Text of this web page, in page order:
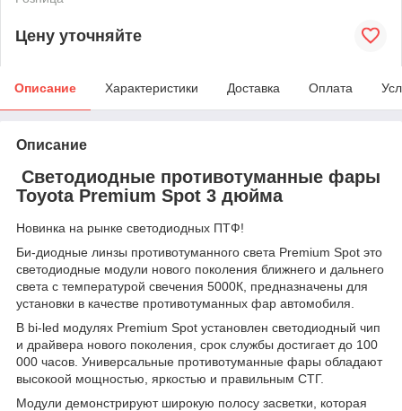
Цену уточняйте
Описание Характеристики Доставка Оплата
Описание
Cветодиодные противотуманные фары
Toyota Premium Spot 3 дюйма
Новинка на рынке светодиодных ПТФ!
Би-диодные линзы противотуманного света Premium Spot это
светодиодные модули нового поколения ближнего и дальнего
света с температурой свечения 5000К, предназначены для
установки в качестве противотуманных фар автомобиля.
В bi-led модулях Premium Spot установлен светодиодный чип
и драйвера нового поколения, срок службы достигает до 100
000 часов. Универсальные противотуманные фары обладают
высокоой мощностью, яркостью и правильным СТГ.
Модули демонстрируют широкую полосу засветки, которая